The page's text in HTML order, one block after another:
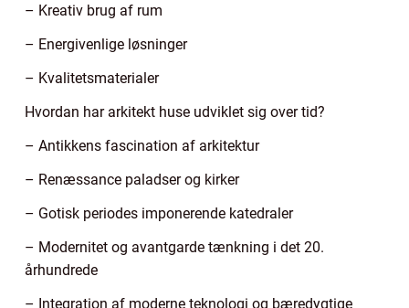
– Kreativ brug af rum
– Energivenlige løsninger
– Kvalitetsmaterialer
Hvordan har arkitekt huse udviklet sig over tid?
– Antikkens fascination af arkitektur
– Renæssance paladser og kirker
– Gotisk periodes imponerende katedraler
– Modernitet og avantgarde tænkning i det 20.
århundrede
– Integration af moderne teknologi og bæredygtige